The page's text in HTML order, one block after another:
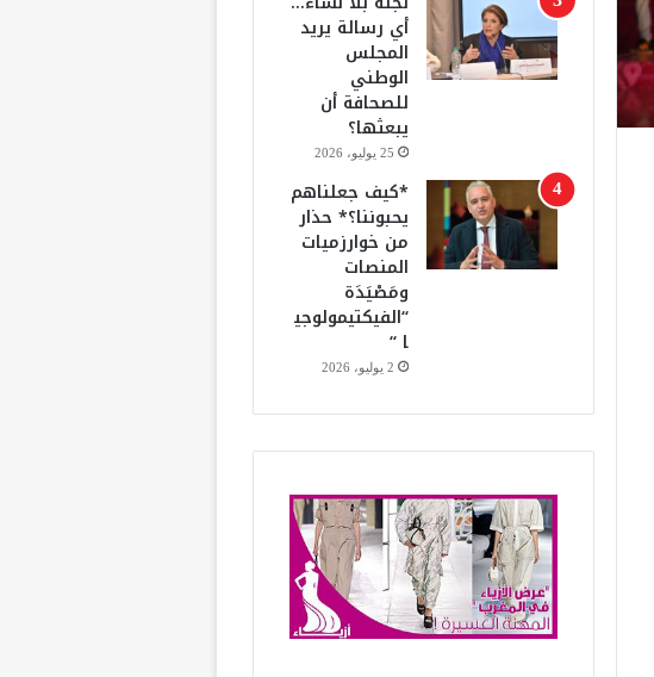
أي رسالة يريد
المجلس
الوطني
للصحافة أن
يبعثها؟
25 يوليو، 2026
*كيف جعلناهم
يحبوننا؟* حذار
من خوارزميات
المنصات
ومَصْيَدَة
“الفيكتيمولوجي
ا “
2 يوليو، 2026